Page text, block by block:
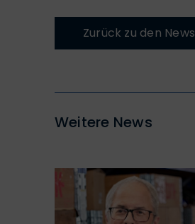
Zurück zu den News
Weitere News